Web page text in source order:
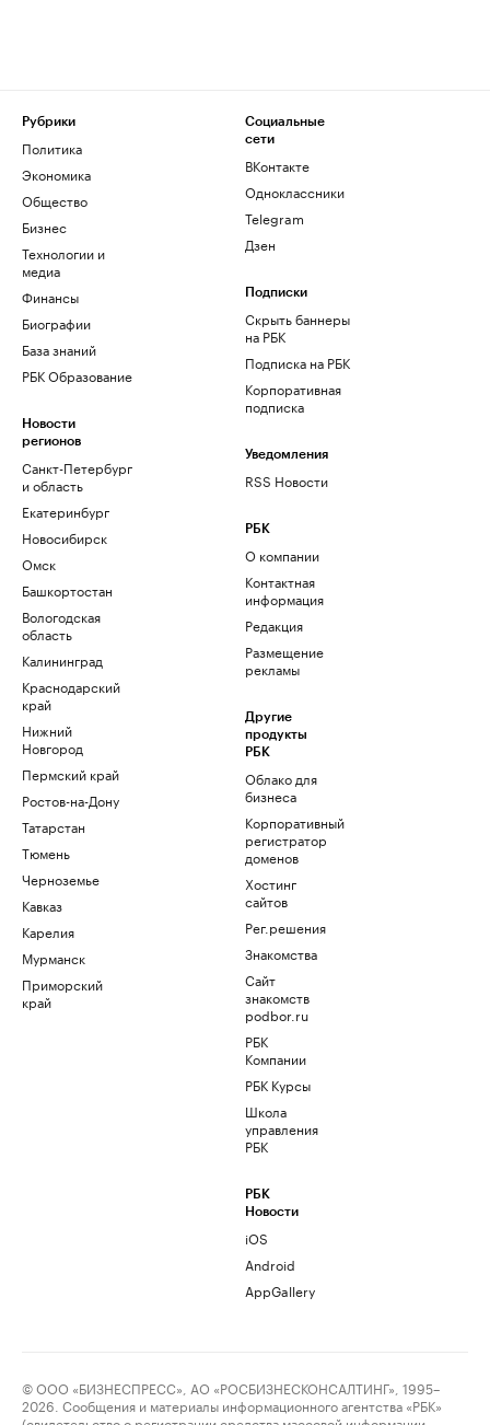
Рубрики
Политика
Экономика
Общество
Бизнес
Технологии и
медиа
Финансы
Биографии
База знаний
РБК Образование
Новости
регионов
Санкт-Петербург
и область
Екатеринбург
Новосибирск
Омск
Башкортостан
Вологодская
область
Калининград
Краснодарский
край
Нижний
Новгород
Пермский край
Ростов-на-Дону
Татарстан
Тюмень
Черноземье
Кавказ
Карелия
Мурманск
Приморский
край
Социальные
сети
ВКонтакте
Одноклассники
Telegram
Дзен
Подписки
Скрыть баннеры
на РБК
Подписка на РБК
Корпоративная
подписка
Уведомления
RSS Новости
РБК
О компании
Контактная
информация
Редакция
Размещение
рекламы
Другие
продукты
РБК
Облако для
бизнеса
Корпоративный
регистратор
доменов
Хостинг
сайтов
Рег.решения
Знакомства
Сайт
знакомств
podbor.ru
РБК
Компании
РБК Курсы
Школа
управления
РБК
РБК
Новости
iOS
Android
AppGallery
© ООО «БИЗНЕСПРЕСС», АО «РОСБИЗНЕСКОНСАЛТИНГ», 1995–
2026. Сообщения и материалы информационного агентства «РБК»